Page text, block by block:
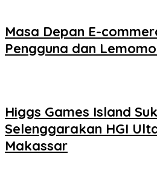
Masa Depan E-
Pengguna dan
Higgs Games Island
Selenggarakan HGI
Makassar